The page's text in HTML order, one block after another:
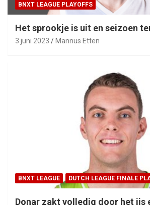
BNXT LEAGUE PLAYOFFS
Het sprookje is uit en seizoen
3 juni 2023 Mannus Etten
BNXT LEAGUE DUTCH LEAGUE FINALE
Donar zakt volledig door het ijs